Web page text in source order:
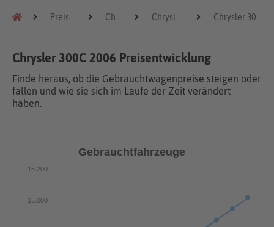
Preistrends Chrysler Chrysler 300C Chrysler 300C 2006
Chrysler 300C 2006 Preisentwicklung
Finde heraus, ob die Gebrauchtwagenpreise steigen oder
fallen und wie sie sich im Laufe der Zeit verändert
haben.
Gebrauchtfahrzeuge
15.000
15.200